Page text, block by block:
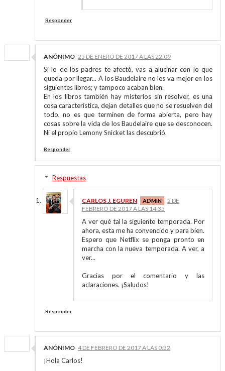
Responder
ANÓNIMO 25 DE ENERO DE 2017 A LAS 22:09
Si lo de los padres te afectó, vas a alucinar con lo que
queda por llegar... A los Baudelaire no les va mejor en los
siguientes libros; y tampoco acaban bien.
En los libros también hay misterios sin resolver, es una
cosa característica, dejan detalles que no se resuelven del
todo, no es que terminen de forma abierta, pero hay
cosas sobre la vida de los Baudelaire que se desconocen.
Ni el propio Lemony Snicket las descubrió.
Responder
Respuestas
CARLOS J. EGUREN
2 DE
FEBRERO DE 2017 A LAS 14:35
A ver qué tal la siguiente temporada. Por
ahora, esta me ha convencido y para bien.
Espero que Netflix se ponga pronto en
marcha con la nueva temporada. A ver, a
ver...
Gracias por el comentario y las
aclaraciones. ¡Saludos!
Responder
ANÓNIMO 4 DE FEBRERO DE 2017 A LAS 0:32
¡Hola Carlos!